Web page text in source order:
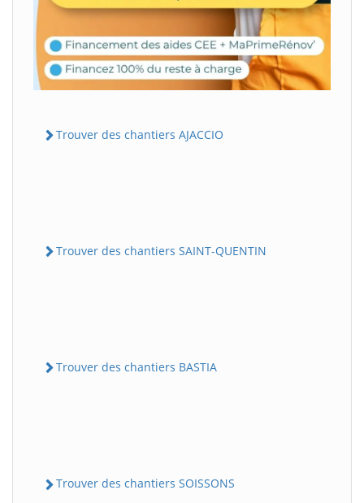
Trouver des chantiers AJACCIO
Trouver des chantiers SAINT-QUENTIN
Trouver des chantiers BASTIA
Trouver des chantiers SOISSONS